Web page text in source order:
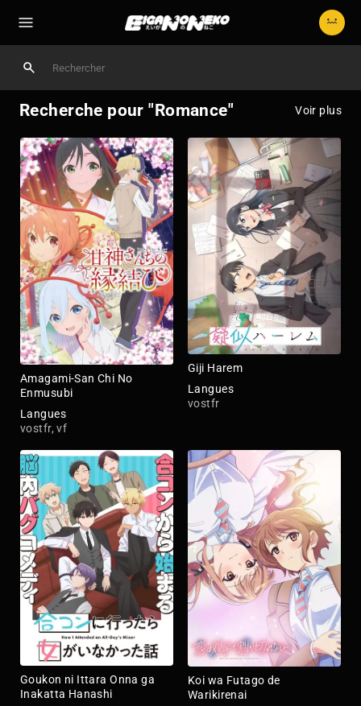
Recherche pour "Romance" Voir plus
Amagami-San Chi No
Enmusubi
Langues
vostfr, vf
Giji Harem
Langues
vostfr
Goukon ni Ittara Onna ga
Inakatta Hanashi
Koi wa Futago de
Warikirenai